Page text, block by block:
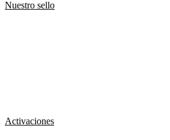
Nuestro sello
Activaciones